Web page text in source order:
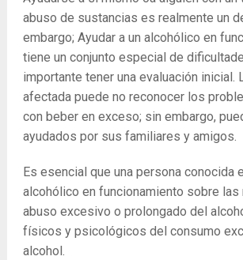
abuso de sustancias es realmente un
embargo; Ayudar a un alcohólico en
tiene un conjunto especial de
importante tener una evaluación inicial.
afectada puede no reconocer los
con beber en exceso; sin embargo,
ayudados por sus familiares y amigos.
Es esencial que una persona conocida
alcohólico en funcionamiento sobre
abuso excesivo o prolongado del
físicos y psicológicos del consumo
alcohol.